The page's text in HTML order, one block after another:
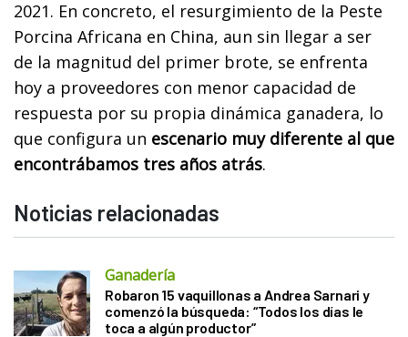
2021. En concreto, el resurgimiento de la Peste
Porcina Africana en China, aun sin llegar a ser
de la magnitud del primer brote, se enfrenta
hoy a proveedores con menor capacidad de
respuesta por su propia dinámica ganadera, lo
que configura un escenario muy diferente al que
encontrábamos tres años atrás.
Noticias relacionadas
Ganadería
Robaron 15 vaquillonas a Andrea Sarnari y
comenzó la búsqueda: “Todos los días le
toca a algún productor”